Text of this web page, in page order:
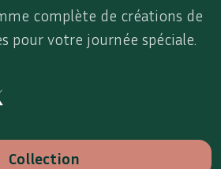
complète de créations de
pour votre journée spéciale.
Collection